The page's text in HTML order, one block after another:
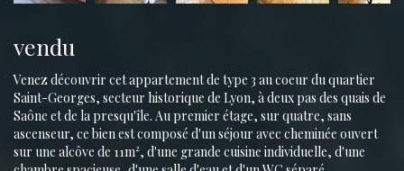
vendu
Venez découvrir cet appartement de type 3 au coeur du quartier
Saint-Georges, secteur historique de Lyon, à deux pas des quais de
Saône et de la presqu'île. Au premier étage, sur quatre, sans
ascenseur, ce bien est composé d'un séjour avec cheminée ouvert
sur une alcôve de 11m², d'une grande cuisine individuelle, d'une